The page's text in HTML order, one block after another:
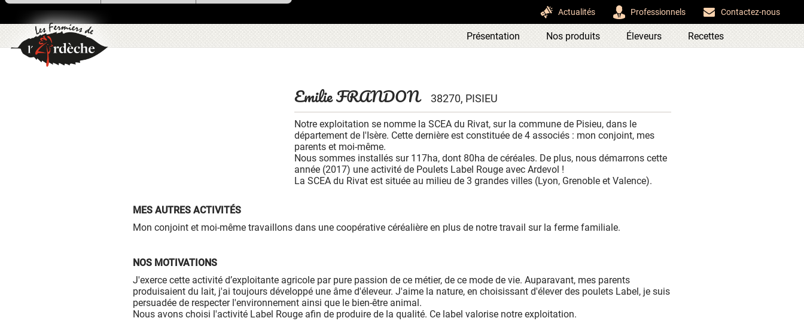
Actualités Professionnels Contactez-nous
Présentation Nos produits Éleveurs Recettes
Emilie FRANDON 38270, PISIEU
Notre exploitation se nomme la SCEA du Rivat, sur la commune de Pisieu, dans le
département de l'Isère. Cette dernière est constituée de 4 associés : mon conjoint, mes
parents et moi-même.
Nous sommes installés sur 117ha, dont 80ha de céréales. De plus, nous démarrons cette
année (2017) une activité de Poulets Label Rouge avec Ardevol !
La SCEA du Rivat est située au milieu de 3 grandes villes (Lyon, Grenoble et Valence).
MES AUTRES ACTIVITÉS
Mon conjoint et moi-même travaillons dans une coopérative céréalière en plus de notre travail sur la ferme familiale.
NOS MOTIVATIONS
J'exerce cette activité d’exploitante agricole par pure passion de ce métier, de ce mode de vie. Auparavant, mes parents
produisaient du lait, j'ai toujours développé une âme d'éleveur. J'aime la nature, en choisissant d'élever des poulets Label, je suis
persuadée de respecter l'environnement ainsi que le bien-être animal.
Nous avons choisi l'activité Label Rouge afin de produire de la qualité. Ce label valorise notre exploitation.
Nous utilisons des cookies pour nous
assurer du bon fonctionnement de notre
site et à des fins analytiques. Vous